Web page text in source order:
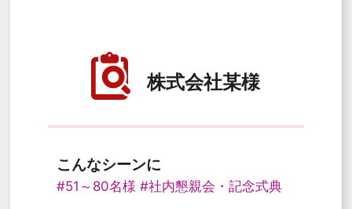
株式会社某様
こんなシーンに
#51～80名様 #社内懇親会・記念式典